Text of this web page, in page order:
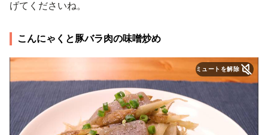
げてくださいね。
こんにゃくと豚バラ肉の味噌炒め
ミュートを解除